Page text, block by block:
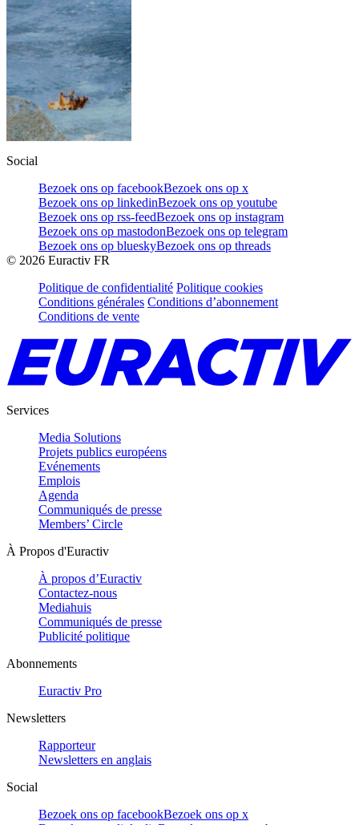
Social
Bezoek ons op facebookBezoek ons op x
Bezoek ons op linkedinBezoek ons op youtube
Bezoek ons op rss-feedBezoek ons op instagram
Bezoek ons op mastodonBezoek ons op telegram
Bezoek ons op blueskyBezoek ons op threads
© 2026 Euractiv FR
Politique de confidentialité Politique cookies
Conditions générales Conditions d’abonnement
Conditions de vente
Services
Media Solutions
Projets publics européens
Evénements
Emplois
Agenda
Communiqués de presse
Members’ Circle
À Propos d'Euractiv
À propos d’Euractiv
Contactez-nous
Mediahuis
Communiqués de presse
Publicité politique
Abonnements
Euractiv Pro
Newsletters
Rapporteur
Newsletters en anglais
Social
Bezoek ons op facebookBezoek ons op x